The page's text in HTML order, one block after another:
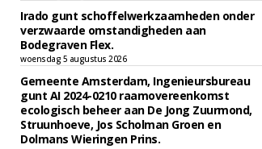
Irado gunt schoffelwerkzaamheden onder
verzwaarde omstandigheden aan
Bodegraven Flex.
woensdag 5 augustus 2026
Gemeente Amsterdam, Ingenieursbureau
gunt AI 2024-0210 raamovereenkomst
ecologisch beheer aan De Jong Zuurmond,
Struunhoeve, Jos Scholman Groen en
Dolmans Wieringen Prins.